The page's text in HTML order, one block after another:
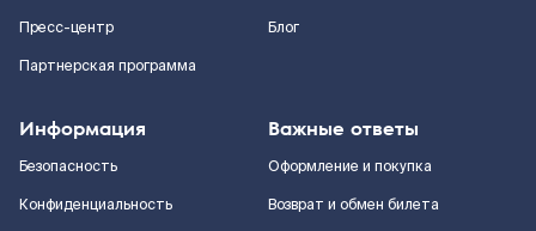
Пресс-центр
Партнерская программа
Блог
Информация
Безопасность
Конфиденциальность
Важные ответы
Оформление и покупка
Возврат и обмен билета